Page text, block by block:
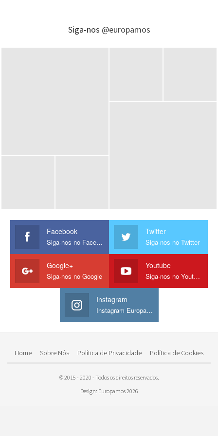
Siga-nos @europamos
Facebook
Siga-nos no Facebook
Twitter
Siga-nos no Twitter
Google+
Siga-nos no Google
Youtube
Siga-nos no Youtube
Instagram
Instagram Europamos
Home Sobre Nós Política de Privacidade Política de Cookies
© 2015 - 2020 - Todos os direitos reservados.
Design: Europamos 2026